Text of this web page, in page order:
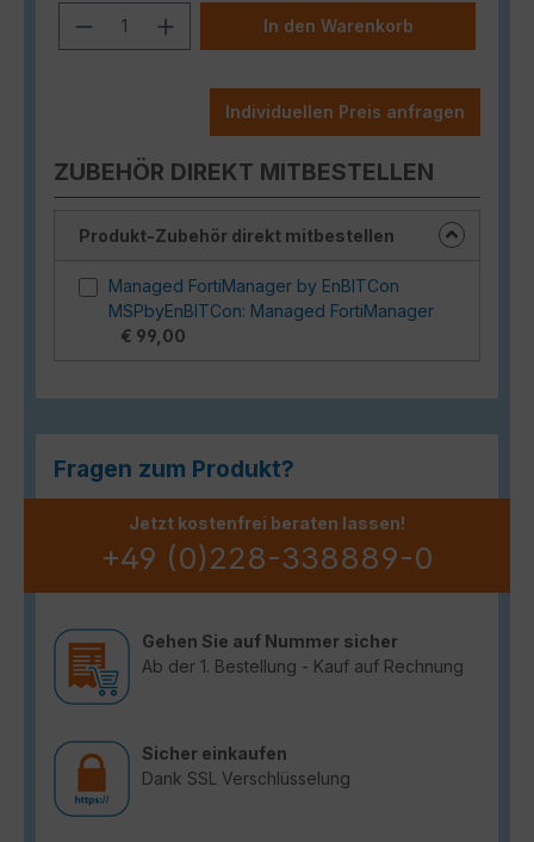
Produkt Anzahl: Gib den
In den Warenkorb
Individuellen Preis anfragen
ZUBEHÖR DIREKT MITBESTELLEN
Produkt-Zubehör direkt mitbestellen
Managed FortiManager by EnBITCon
MSPbyEnBITCon: Managed FortiManager
€ 99,00
Fragen zum Produkt?
Jetzt kostenfrei beraten lassen!
+49 (0)228-338889-0
Gehen Sie auf Nummer sicher
Ab der 1. Bestellung - Kauf auf Rechnung
Sicher einkaufen
Dank SSL Verschlüsselung